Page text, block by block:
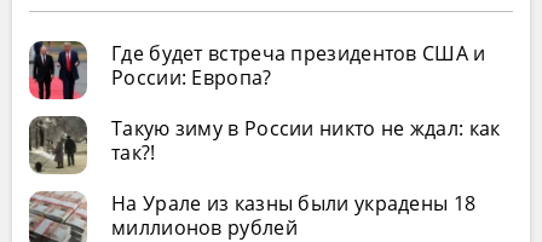
Где будет встреча президентов США и
России: Европа?
Такую зиму в России никто не ждал: как
так?!
На Урале из казны были украдены 18
миллионов рублей